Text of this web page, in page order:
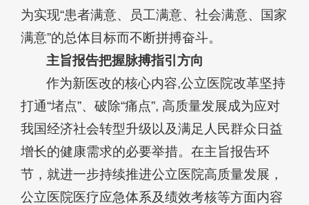
为实现“患者满意、员工满意、社会满意、国家
满意”的总体目标而不断拼搏奋斗。
主旨报告把握脉搏指引方向
作为新医改的核心内容,公立医院改革坚持
打通“堵点”、破除“痛点”, 高质量发展成为应对
我国经济社会转型升级以及满足人民群众日益
增长的健康需求的必要举措。在主旨报告环
节，就进一步持续推进公立医院高质量发展，
公立医院医疗应急体系及绩效考核等方面内容